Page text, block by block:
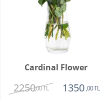
Cardinal Flower
2250,00 TL 1350 ,00 TL